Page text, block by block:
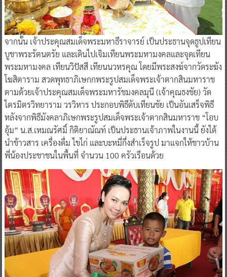
จากนั้น เจ้าประคุณสมเด็จพระมหาธีราจารย์ เป็นประธานจุดธูปเทียน
บูชาพระรัตนตรัย และเดินไปเจิมเทียนพระมหามงคลและจุดเทียน
พระมหามงคล เทียนวิปัสสี เทียนนวหรคุณ โดยมีพระสงฆ์จากวัดระฆัง
โฆสิตาราม สวดพุทธาภิเษกกพระรูปสมเด็จพระเจ้าตากสินมหาราช
ตามด้วยเจ้าประคุณสมเด็จพระมหารัชมงคลมุนี (เจ้าคุณธงชัย) วัด
ไตรมิตรวิทยาราม วรวิหาร ประกอบพิธีดับเทียนชัย เป็นอันเสร็จพิธี
หลังจากพิธีมังคลาภิเษกพระรูปสมเด็จพระเจ้าตากสินมหาราช “โอบ
อุ้ม” น.ส.เหมณรัศมิ์ กิติยาณัณท์ เป็นประธานเจ้าภาพในงานนี้ ยังได้
นำข้าวสาร เครื่องดื่ม ไขไก่ และบะหมี่กึ่งสำเร็จรูป มาแจกให้ชาวบ้าน
พี่น้องประชาชนในพื้นที่ จำนวน 100 ครัวเรือนด้วย